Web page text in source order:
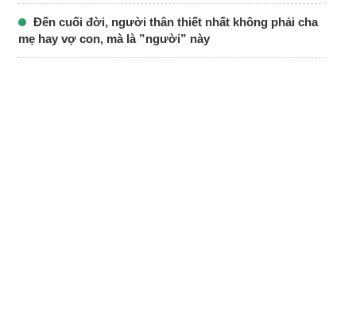
Đến cuối đời, người thân thiết nhất không phải cha
mẹ hay vợ con, mà là ”người” này